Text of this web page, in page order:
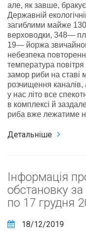
але, як завше,
Державній
загиблими майже
верховодки, 348—
19— йоржа
небезпека
температура
замор риби на ставі
розчищення каналів,
у нас літо все
в комплексі й
риба вже лежатиме
Детальніше
Інформація
обстановку
по 17 грудня
18/12/2019